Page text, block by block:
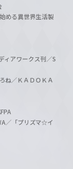
める異世界生活製
アワークス刊／S
ね／ＫＡＤＯＫＡ
／「プリズマ☆イ